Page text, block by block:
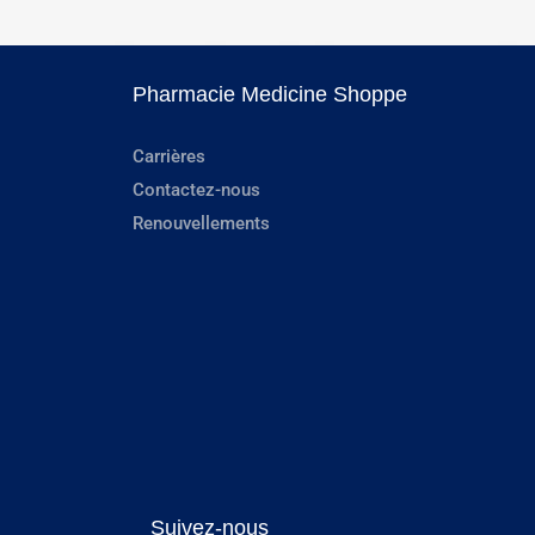
Pharmacie Medicine Shoppe
Carrières
Contactez-nous
Renouvellements
Suivez-nous